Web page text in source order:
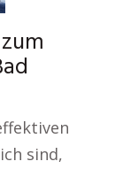
sind,